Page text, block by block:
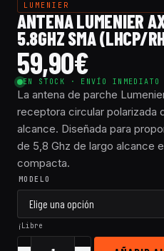
LUMENIER
ANTENA LUMENIER
5.8GHZ SMA (LHCP/
59,90€
EN STOCK · ENVÍO INMEDIATO
La antena de parche
receptora circular polarizada
alcance. Diseñada para
de 5,8 Ghz de largo alcance
compacta.
MODELO
¡Libre